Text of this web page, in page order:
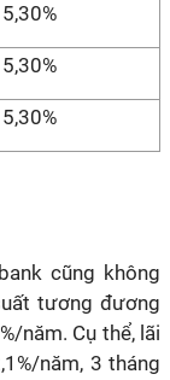
5,30%
5,30%
5,30%
cũng không
tương đương
năm. Cụ thể, lãi
năm, 3 tháng